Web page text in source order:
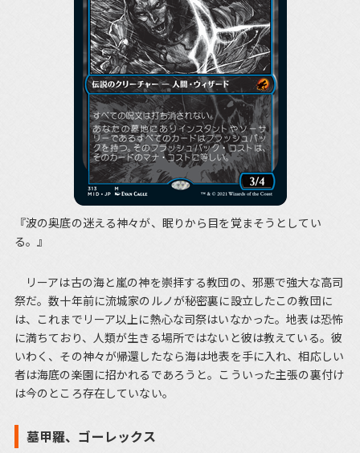
『波の奥底の迷える神々が、眠りから目を覚まそうとしてい
る。』
リーアは古の海と嵐の神を崇拝する教団の、邪悪で強大な高司
祭だ。数十年前に流城家のルノが秘密裏に設立したこの教団に
は、これまでリーア以上に熱心な司祭はいなかった。地表は恐怖
に満ちており、人類が生きる場所ではないと彼は教えている。彼
いわく、その神々が帰還したなら海は地表を手に入れ、相応しい
者は海底の楽園に招かれるであろうと。こういった主張の裏付け
は今のところ存在していない。
墓甲羅、ゴーレックス